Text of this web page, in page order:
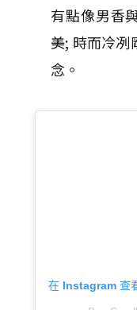
有點像男香
美; 時而冷冽
念。
在 Instagram 查